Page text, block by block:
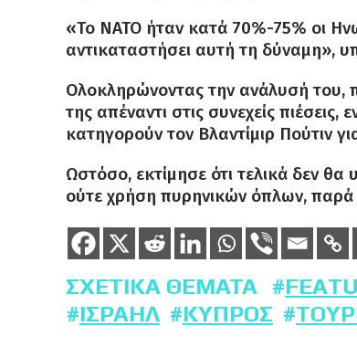
«Το ΝΑΤΟ ήταν κατά 70%-75% οι
αντικαταστήσει αυτή τη δύναμη»,
Ολοκληρώνοντας την ανάλυσή του,
της απέναντι στις συνεχείς
κατηγορούν τον Βλαντίμιρ Πούτιν
Ωστόσο, εκτίμησε ότι τελικά δεν
ούτε χρήση πυρηνικών όπλων, παρά
ΣΧΕΤΙΚΆ ΘΈΜΑΤΑ
ΙΣΡΑΉΛ
ΚΎΠΡΟΣ